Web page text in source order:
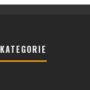
KATEGORIE